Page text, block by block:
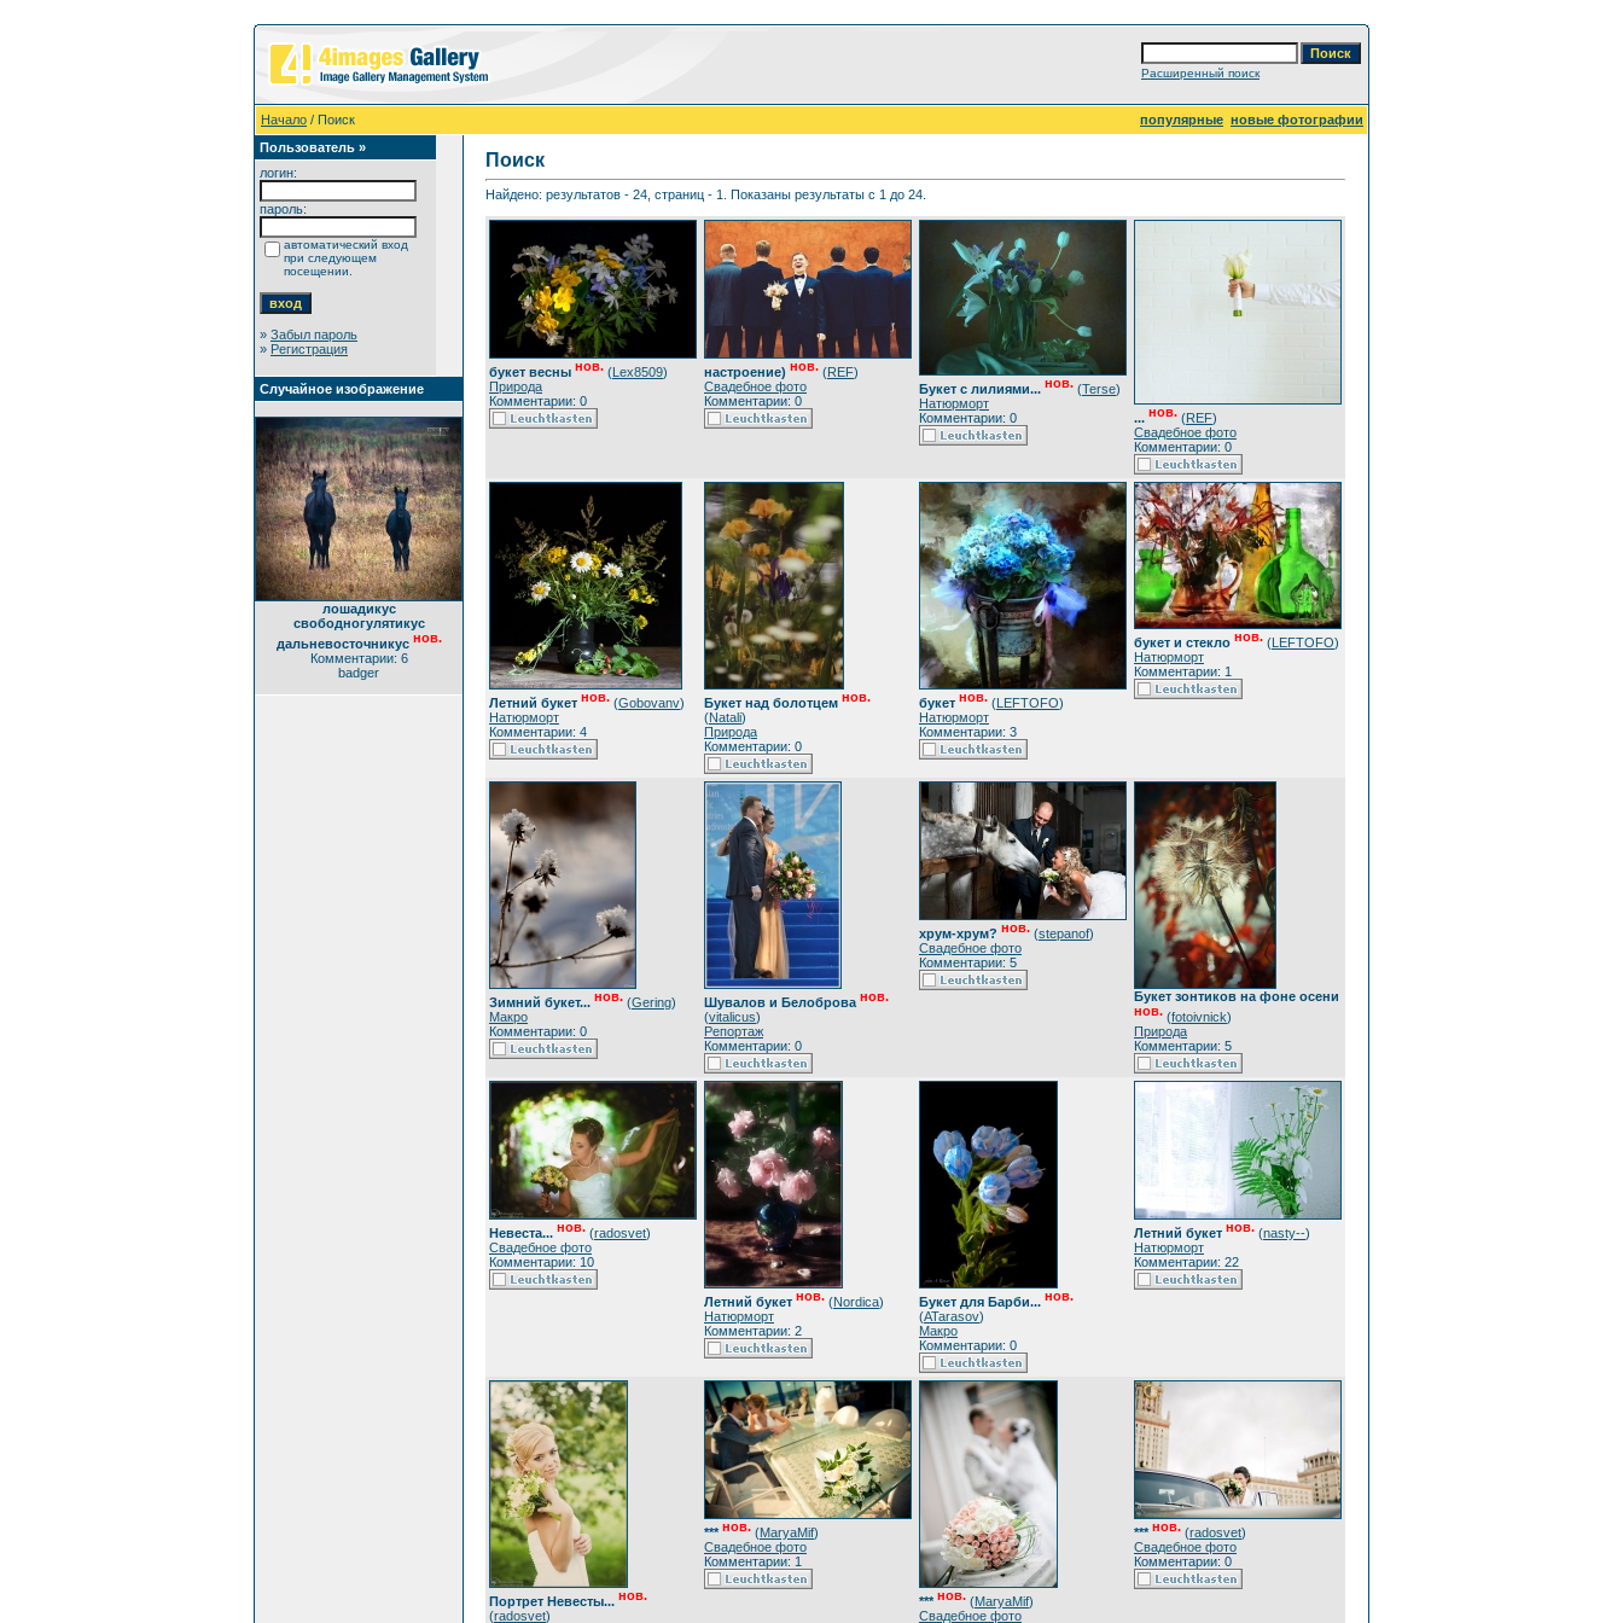
Расширенный поиск
Начало / Поиск популярные новые фотографии
Пользователь »
логин:
пароль:
автоматический вход
при следующем
посещении.
» Забыл пароль
» Регистрация
Случайное изображение
лошадикус
свободногулятикус
дальневосточникус нов.
Комментарии: 6
badger
Поиск
Найдено: результатов - 24, страниц - 1. Показаны результаты с 1 до 24.
букет весны нов. (Lex8509)
Природа
Комментарии: 0
настроение) нов. (REF)
Свадебное фото
Комментарии: 0
Букет с лилиями... нов. (Terse)
Натюрморт
Комментарии: 0
... нов. (REF)
Свадебное фото
Комментарии: 0
Летний букет нов. (Gobovanv)
Натюрморт
Комментарии: 4
Букет над болотцем нов.
(Natali)
Природа
Комментарии: 0
букет нов. (LEFTOFO)
Натюрморт
Комментарии: 3
букет и стекло нов. (LEFTOFO)
Натюрморт
Комментарии: 1
Зимний букет... нов. (Gering)
Макро
Комментарии: 0
Шувалов и Белоброва нов.
(vitalicus)
Репортаж
Комментарии: 0
хрум-хрум? нов. (stepanof)
Свадебное фото
Комментарии: 5
Букет зонтиков на фоне осени
нов. (fotoivnick)
Природа
Комментарии: 5
Невеста... нов. (radosvet)
Свадебное фото
Комментарии: 10
Летний букет нов. (Nordica)
Натюрморт
Комментарии: 2
Букет для Барби... нов.
(ATarasov)
Макро
Комментарии: 0
Летний букет нов. (nasty--)
Натюрморт
Комментарии: 22
Портрет Невесты... нов.
(radosvet)
*** нов. (MaryaMif)
Свадебное фото
Комментарии: 1
*** нов. (MaryaMif)
Свадебное фото
*** нов. (radosvet)
Свадебное фото
Комментарии: 0